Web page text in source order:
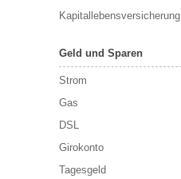
Kapitallebensversicherung
Geld und Sparen
Strom
Gas
DSL
Girokonto
Tagesgeld